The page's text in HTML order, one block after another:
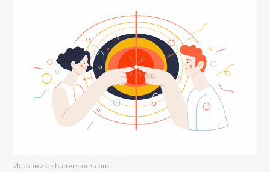
Источник: shutterstock.com